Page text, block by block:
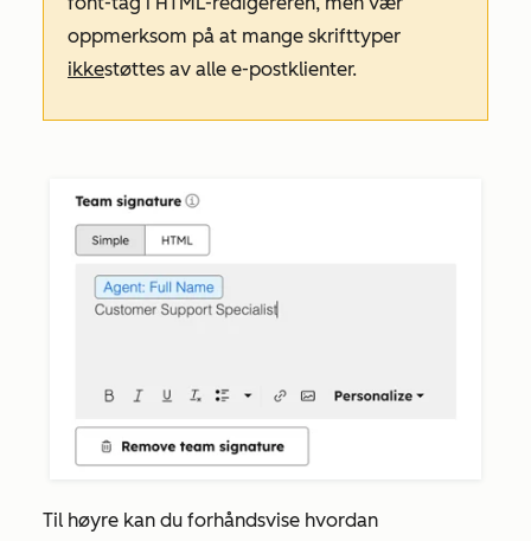
oppmerksom på at mange skrifttyper
ikkestøttes av alle e-postklienter.
Til høyre kan du forhåndsvise hvordan